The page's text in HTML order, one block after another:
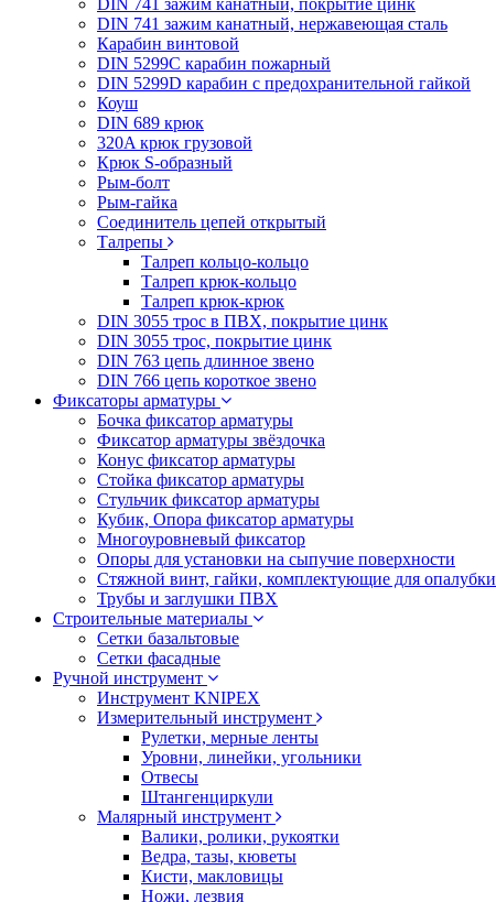
DIN 741 зажим канатный, покрытие цинк
DIN 741 зажим канатный, нержавеющая сталь
Карабин винтовой
DIN 5299C карабин пожарный
DIN 5299D карабин с предохранительной гайкой
Коуш
DIN 689 крюк
320A крюк грузовой
Крюк S-образный
Рым-болт
Рым-гайка
Соединитель цепей открытый
Талрепы
Талреп кольцо-кольцо
Талреп крюк-кольцо
Талреп крюк-крюк
DIN 3055 трос в ПВХ, покрытие цинк
DIN 3055 трос, покрытие цинк
DIN 763 цепь длинное звено
DIN 766 цепь короткое звено
Фиксаторы арматуры
Бочка фиксатор арматуры
Фиксатор арматуры звёздочка
Конус фиксатор арматуры
Стойка фиксатор арматуры
Стульчик фиксатор арматуры
Кубик, Опора фиксатор арматуры
Многоуровневый фиксатор
Опоры для установки на сыпучие поверхности
Стяжной винт, гайки, комплектующие для опалубки
Трубы и заглушки ПВХ
Строительные материалы
Сетки базальтовые
Сетки фасадные
Ручной инструмент
Инструмент KNIPEX
Измерительный инструмент
Рулетки, мерные ленты
Уровни, линейки, угольники
Отвесы
Штангенциркули
Малярный инструмент
Валики, ролики, рукоятки
Ведра, тазы, кюветы
Кисти, макловицы
Ножи, лезвия